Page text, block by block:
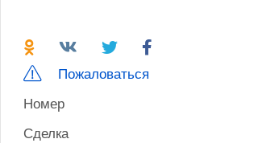
Пожаловаться
Номер
Сделка